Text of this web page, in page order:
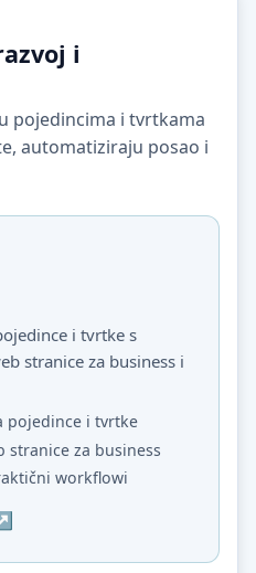
i
pojedincima i tvrtkama
automatiziraju posao i
i tvrtke s
stranice za business i
pojedince i tvrtke
stranice za business
workflowi